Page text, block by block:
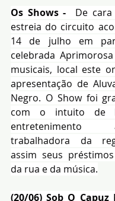
Os Shows -
De
estreia do circuito
14 de julho em
celebrada
musicais, local este
apresentação de
Negro. O Show foi
com o intuito de
trabalhadora da
assim seus
da rua e da música.
(20/06) Sob O Capuz